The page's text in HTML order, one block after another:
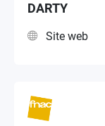
DARTY
Site web